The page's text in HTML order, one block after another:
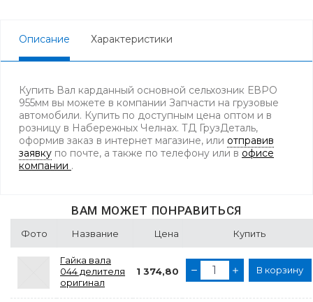
Описание Характеристики
Купить Вал карданный основной сельхозник ЕВРО
955мм вы можете в компании Запчасти на грузовые
автомобили. Купить по доступным цена оптом и в
розницу в Набережных Челнах. ТД ГрузДеталь,
оформив заказ в интернет магазине, или отправив
заявку по почте, а также по телефону или в офисе
компании .
ВАМ МОЖЕТ ПОНРАВИТЬСЯ
Фото Название Цена Купить
Гайка вала
044 делителя
оригинал
1 374,80 В корзину